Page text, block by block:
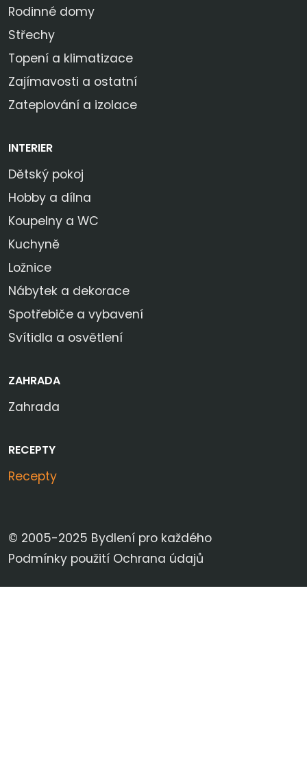
Rodinné domy
Střechy
Topení a klimatizace
Zajímavosti a ostatní
Zateplování a izolace
INTERIER
Dětský pokoj
Hobby a dílna
Koupelny a WC
Kuchyně
Ložnice
Nábytek a dekorace
Spotřebiče a vybavení
Svítidla a osvětlení
ZAHRADA
Zahrada
RECEPTY
Recepty
© 2005-2025 Bydlení pro každého
Podmínky použití Ochrana údajů